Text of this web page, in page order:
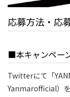
応募方法・応
■本キャンペー
Twitterにて「
Yanmarofficial）